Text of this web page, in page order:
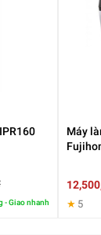
- Giao nhanh
Máy
★ 5